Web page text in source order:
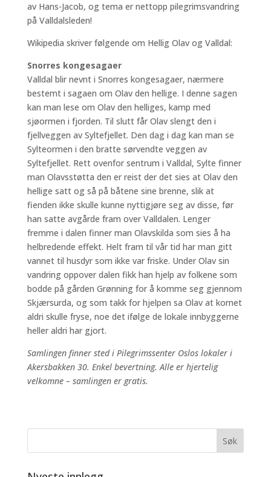
av Hans-Jacob, og tema er nettopp pilegrimsvandring
på Valldalsleden!
Wikipedia skriver følgende om Hellig Olav og Valldal:
Snorres kongesagaer
Valldal blir nevnt i Snorres kongesagaer, nærmere
bestemt i sagaen om Olav den hellige. I denne sagen
kan man lese om Olav den helliges, kamp med
sjøormen i fjorden. Til slutt får Olav slengt den i
fjellveggen av Syltefjellet. Den dag i dag kan man se
Sylteormen i den bratte sørvendte veggen av
Syltefjellet. Rett ovenfor sentrum i Valldal, Sylte finner
man Olavsstøtta den er reist der det sies at Olav den
hellige satt og så på båtene sine brenne, slik at
fienden ikke skulle kunne nyttigjøre seg av disse, før
han satte avgårde fram over Valldalen. Lenger
fremme i dalen finner man Olavskilda som sies å ha
helbredende effekt. Helt fram til vår tid har man gitt
vannet til husdyr som ikke var friske. Under Olav sin
vandring oppover dalen fikk han hjelp av folkene som
bodde på gården Grønning for å komme seg gjennom
Skjærsurda, og som takk for hjelpen sa Olav at kornet
aldri skulle fryse, noe det ifølge de lokale innbyggerne
heller aldri har gjort.
Samlingen finner sted i Pilegrimssenter Oslos lokaler i
Akersbakken 30. Enkel bevertning. Alle er hjertelig
velkomne – samlingen er gratis.